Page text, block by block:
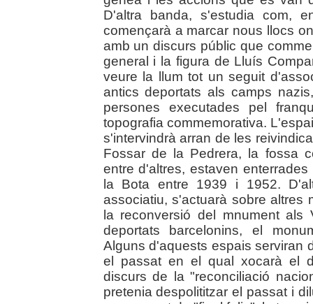
D'altra banda, s'estudia com,
començarà a marcar nous llocs
amb un discurs públic que
general i la figura de Lluís
veure la llum tot un seguit
antics deportats als camps
persones executades pel
topografia commemorativa.
s'intervindrà arran de les
Fossar de la Pedrera, la fossa
entre d'altres, estaven
la Bota entre 1939 i 1952.
associatiu, s'actuarà sobre altres
la reconversió del mnument als
deportats barcelonins, el
Alguns d'aquests espais serviran
el passat en el qual xocarà el
discurs de la "reconciliació
pretenia despolititzar el passat i